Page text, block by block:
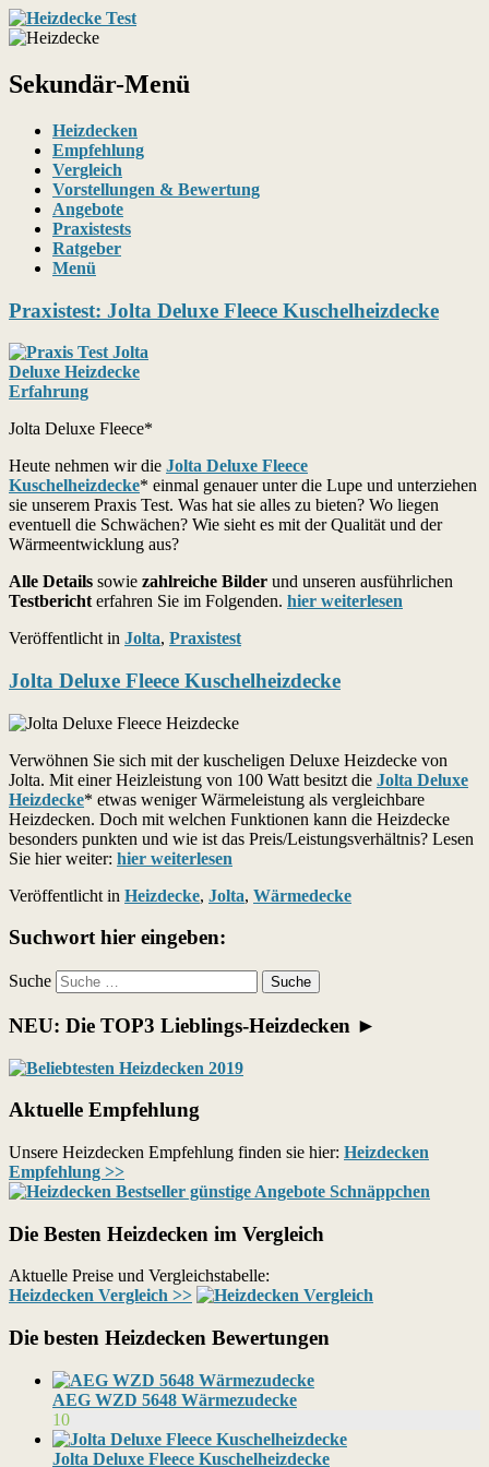
Heizdecken / Wärmedecken
Sekundär-Menü
Heizdecken
Empfehlung
Vergleich
Vorstellungen & Bewertung
Angebote
Praxistests
Ratgeber
Menü
Praxistest: Jolta Deluxe Fleece Kuschelheizdecke
Jolta Deluxe Fleece*
Heute nehmen wir die Jolta Deluxe Fleece
Kuschelheizdecke* einmal genauer unter die Lupe und unterziehen
sie unserem Praxis Test. Was hat sie alles zu bieten? Wo liegen
eventuell die Schwächen? Wie sieht es mit der Qualität und der
Wärmeentwicklung aus?
Alle Details sowie zahlreiche Bilder und unseren ausführlichen
Testbericht erfahren Sie im Folgenden. hier weiterlesen
Veröffentlicht in Jolta, Praxistest
Jolta Deluxe Fleece Kuschelheizdecke
Verwöhnen Sie sich mit der kuscheligen Deluxe Heizdecke von
Jolta. Mit einer Heizleistung von 100 Watt besitzt die Jolta Deluxe
Heizdecke* etwas weniger Wärmeleistung als vergleichbare
Heizdecken. Doch mit welchen Funktionen kann die Heizdecke
besonders punkten und wie ist das Preis/Leistungsverhältnis? Lesen
Sie hier weiter: hier weiterlesen
Veröffentlicht in Heizdecke, Jolta, Wärmedecke
Suchwort hier eingeben:
Suche
NEU: Die TOP3 Lieblings-Heizdecken ►
Aktuelle Empfehlung
Unsere Heizdecken Empfehlung finden sie hier: Heizdecken
Empfehlung >>
Die Besten Heizdecken im Vergleich
Aktuelle Preise und Vergleichstabelle:
Heizdecken Vergleich >>
Die besten Heizdecken Bewertungen
AEG WZD 5648 Wärmezudecke
10
Jolta Deluxe Fleece Kuschelheizdecke